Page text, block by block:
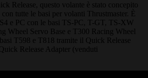
Release, questo volante è stato concepito
tutte le basi per volanti Thrustmaster. È
e PC con le basi TS-PC, T-GT, TS-XW
Wheel Servo Base e T300 Racing Wheel
T598 e T818 tramite il Quick Release
Release Adapter (venduti